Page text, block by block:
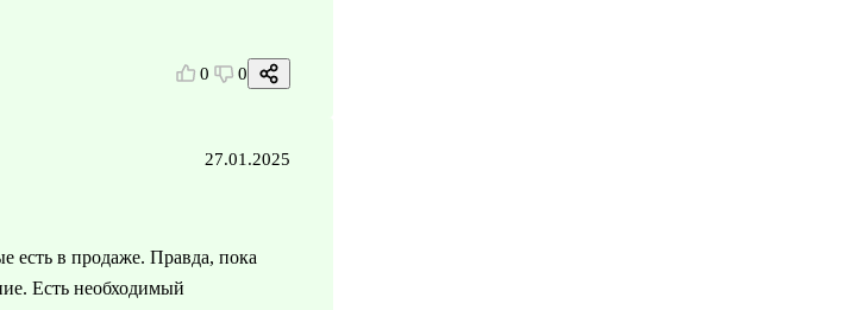
0 0
27.01.2025
есть в продаже. Правда, пока
Есть необходимый